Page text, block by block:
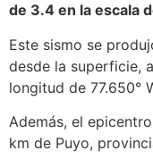
de 3.4 en la escala
Este sismo se
desde la superficie,
longitud de 77.650°
Además, el
km de Puyo,